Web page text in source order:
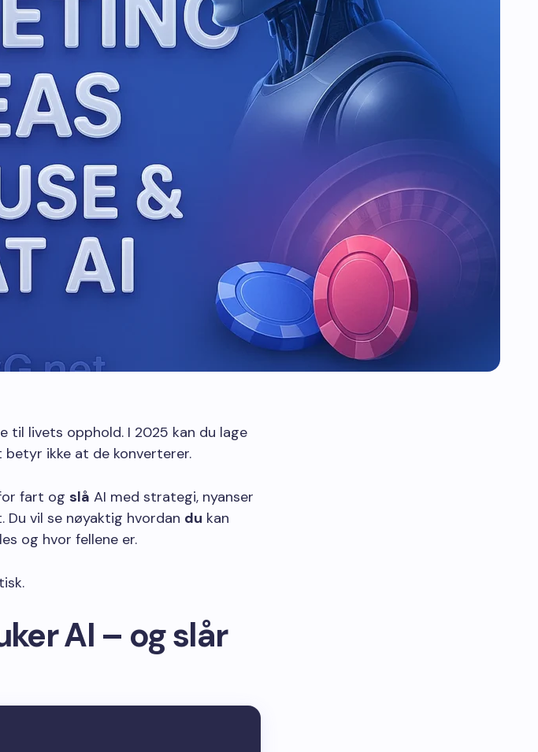
til livets opphold. I 2025 kan du lage
ikke at de konverterer.
fart og slå AI med strategi, nyanser
Du vil se nøyaktig hvordan du kan
og hvor fellene er.
AI – og slår